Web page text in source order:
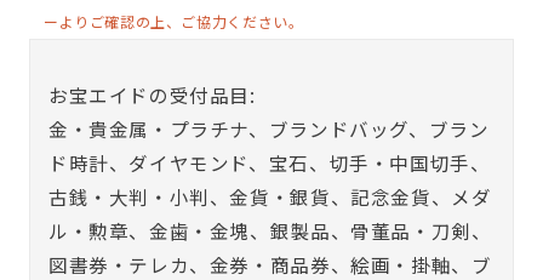
ーよりご確認の上、ご協力ください。
お宝エイドの受付品目:
金・貴金属・プラチナ、ブランドバッグ、ブラン
ド時計、ダイヤモンド、宝石、切手・中国切手、
古銭・大判・小判、金貨・銀貨、記念金貨、メダ
ル・勲章、金歯・金塊、銀製品、骨董品・刀剣、
図書券・テレカ、金券・商品券、絵画・掛軸、ブ